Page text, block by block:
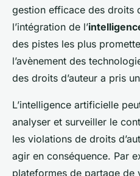
gestion efficace des droits
l’intégration de l’
des pistes les plus
l’avènement des
des droits d’auteur a pris
L’intelligence artificielle
analyser et surveiller le
les violations de droits
agir en conséquence. Par
plateformes de partage de